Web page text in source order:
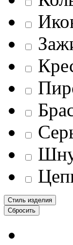
Стиль изделия
Сбросить